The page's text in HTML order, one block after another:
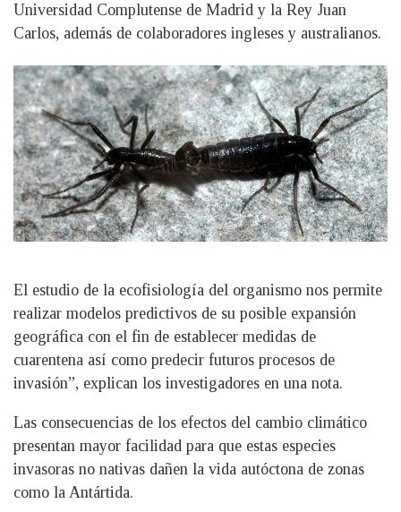
Universidad Complutense de Madrid y la Rey Juan
Carlos, además de colaboradores ingleses y australianos.
El estudio de la ecofisiología del organismo nos permite
realizar modelos predictivos de su posible expansión
geográfica con el fin de establecer medidas de
cuarentena así como predecir futuros procesos de
invasión”, explican los investigadores en una nota.
Las consecuencias de los efectos del cambio climático
presentan mayor facilidad para que estas especies
invasoras no nativas dañen la vida autóctona de zonas
como la Antártida.